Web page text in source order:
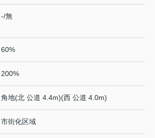
-/無
60%
200%
角地(北 公道 4.4m)(西 公道 4.0m)
市街化区域